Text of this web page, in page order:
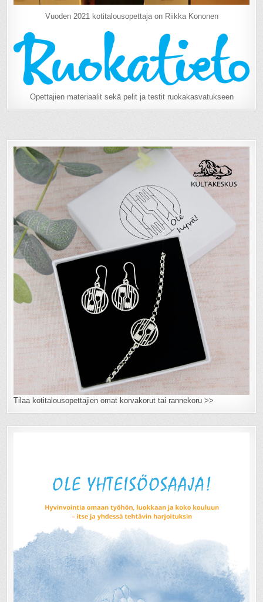
Vuoden 2021 kotitalousopettaja on Riikka Kononen
Opettajien materiaalit sekä pelit ja testit ruokakasvatukseen
Tilaa kotitalousopettajien omat korvakorut tai rannekoru >>